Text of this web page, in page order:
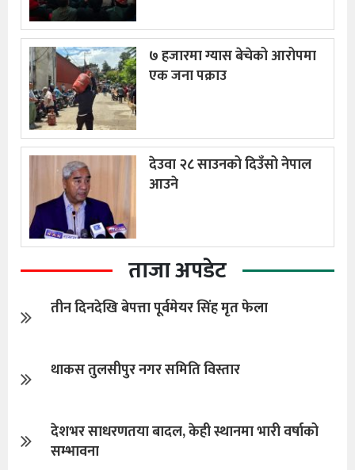
७ हजारमा ग्यास बेचेको आरोपमा
एक जना पक्राउ
देउवा २८ साउनको दिउँसो नेपाल
आउने
ताजा अपडेट
तीन दिनदेखि बेपत्ता पूर्वमेयर सिंह मृत फेला
थाकस तुलसीपुर नगर समिति विस्तार
देशभर साधरणतया बादल, केही स्थानमा भारी वर्षाको
सम्भावना